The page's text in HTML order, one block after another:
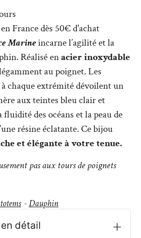
France dès 50€ d'achat
Marineincarne l’agilité et la
Réalisé enacier inoxydable
au poignet. Les
à chaque extrémité dévoilent un
aux teintes bleu clair et
des océans et la peau de
résine éclatante. Ce bijou
et élégante à votre tenue.
pas aux tours de poignets
-Dauphin
détail